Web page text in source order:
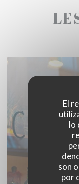
El
lo
son
por